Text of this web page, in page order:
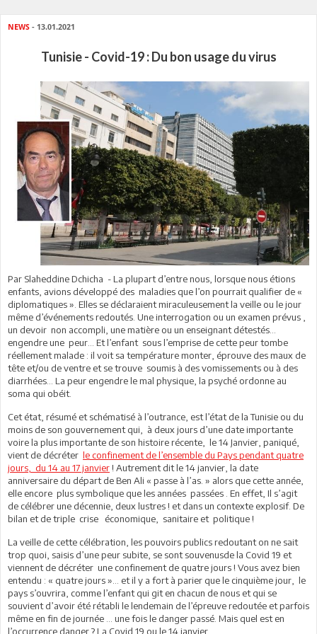
NEWS - 13.01.2021
Tunisie - Covid-19 : Du bon usage du virus
Par Slaheddine Dchicha - La plupart d’entre nous, lorsque nous étions
enfants, avions développé des maladies que l’on pourrait qualifier de «
diplomatiques ». Elles se déclaraient miraculeusement la veille ou le jour
même d’événements redoutés. Une interrogation ou un examen prévus ,
un devoir non accompli, une matière ou un enseignant détestés…
engendre une peur… Et l’enfant sous l’emprise de cette peur tombe
réellement malade : il voit sa température monter, éprouve des maux de
tête et/ou de ventre et se trouve soumis à des vomissements ou à des
diarrhées… La peur engendre le mal physique, la psyché ordonne au
soma qui obéit.
Cet état, résumé et schématisé à l’outrance, est l’état de la Tunisie ou du
moins de son gouvernement qui, à deux jours d’une date importante
voire la plus importante de son histoire récente, le 14 Janvier, paniqué,
vient de décréter le confinement de l’ensemble du Pays pendant quatre
jours, du 14 au 17 janvier! Autrement dit le 14 janvier, la date
anniversaire du départ de Ben Ali « passe à l’as. » alors que cette année,
elle encore plus symbolique que les années passées . En effet, Il s’agit
de célébrer une décennie, deux lustres ! et dans un contexte explosif. De
bilan et de triple crise économique, sanitaire et politique !
La veille de cette célébration, les pouvoirs publics redoutant on ne sait
trop quoi, saisis d’une peur subite, se sont souvenusde la Covid 19 et
viennent de décréter une confinement de quatre jours ! Vous avez bien
entendu : « quatre jours »… et il y a fort à parier que le cinquième jour, le
pays s’ouvrira, comme l’enfant qui git en chacun de nous et qui se
souvient d’avoir été rétabli le lendemain de l’épreuve redoutée et parfois
même en fin de journée … une fois le danger passé. Mais quel est en
l’occurrence danger ? La Covid 19 ou le 14 janvier…